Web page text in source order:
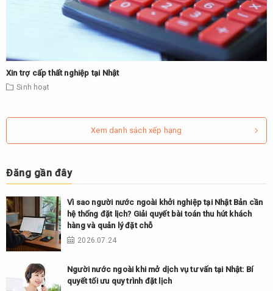
Xin trợ cấp thất nghiệp tại Nhật
Sinh hoạt
Xem danh sách xếp hạng
Đăng gần đây
Vì sao người nước ngoài khởi nghiệp tại Nhật Bản cần
hệ thống đặt lịch? Giải quyết bài toán thu hút khách
hàng và quản lý đặt chỗ
2026.07.24
Người nước ngoài khi mở dịch vụ tư vấn tại Nhật: Bí
quyết tối ưu quy trình đặt lịch